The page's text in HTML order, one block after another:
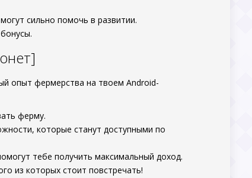
сильно помочь в развитии.
опыт фермерства на твоем Android-
ферму.
которые станут доступными по
тебе получить максимальный доход.
из которых стоит повстречать!